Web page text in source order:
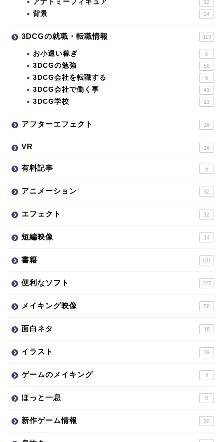
アナトミーフィギュア 12
背景 24
3DCGの就職・転職情報 113
お小遣い稼ぎ 5
3DCGの勉強 50
3DCG会社を転職する 6
3DCG会社で働く事 43
3DCG学校 13
アフターエフェクト 16
VR 16
有料記事 5
アニメーション 32
エフェクト 12
短編映像 14
書籍 101
便利なソフト 227
メイキング映像 58
面白ネタ 18
イラスト 19
ゲームのメイキング 4
ほっと一息 8
新作ゲーム情報 30